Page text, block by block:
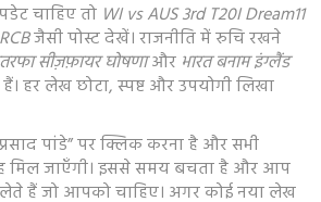
चाहिए तो WI vs AUS 3rd T20I Dream11
जैसी पोस्ट देखें। राजनीति में रुचि रखने
सीज़फ़ायर घोषणाऔर भारत बनाम इंग्लैंड
लेख छोटा, स्पष्ट और उपयोगी लिखा
पांडे” पर क्लिक करना है और सभी
मिल जाएँगी। इससे समय बचता है और आप
लेते हैं जो आपको चाहिए। अगर कोई नया लेख